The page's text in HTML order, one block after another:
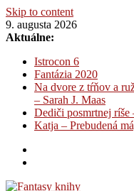
Skip to content
9. augusta 2026
Aktuálne:
Istrocon 6
Fantázia 2020
Na dvore z tŕňov a
– Sarah J. Maas
Dediči posmrtnej
Katja – Prebudená